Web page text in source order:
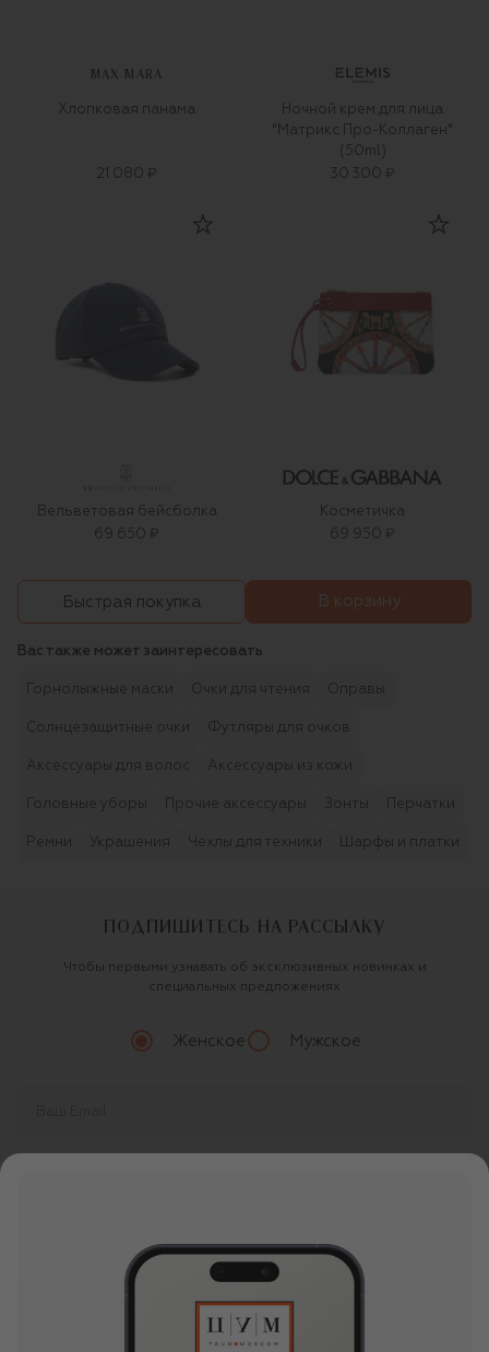
MAX MARA
Хлопковая панама
21 080 ₽
Ночной крем для лица
"Матрикс Про-Коллаген"
(50ml)
30 300 ₽
Вельветовая бейсболка
69 650 ₽
Косметичка
69 950 ₽
Быстрая покупка В корзину
Вас также может заинтересовать
Горнолыжные маски Очки для чтения Оправы
Солнцезащитные очки Футляры для очков
Аксессуары для волос Аксессуары из кожи
Головные уборы Прочие аксессуары Зонты Перчатки
Ремни Украшения Чехлы для техники Шарфы и платки
ПОДПИШИТЕСЬ НА РАССЫЛКУ
Чтобы первыми узнавать об эксклюзивных новинках и
специальных предложениях
Женское Мужское
О ЦУМ
О магазине
Новости и события
ОНЛАЙН ПОКУПКИ